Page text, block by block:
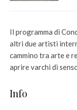
Il programma di
altri due artisti
cammino tra arte e
aprire varchi di
Info